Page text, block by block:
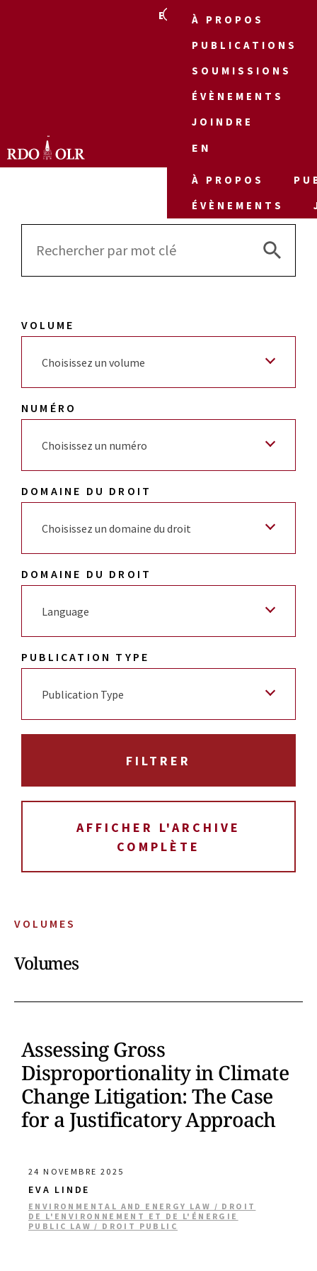
EN
À PROPOS
PUBLICATIONS
SOUMISSIONS
ÉVÈNEMENTS
JOINDRE
EN
À PROPOS
ÉVÈNEMENTS
VOLUMES
Volumes
Assessing Gross
Disproportionality in Climate
Change Litigation: The Case
for a Justificatory Approach
24 NOVEMBRE 2025
EVA LINDE
ENVIRONMENTAL AND ENERGY LAW / DROIT
DE L'ENVIRONNEMENT ET DE L'ÉNERGIE
PUBLIC LAW / DROIT PUBLIC
Search
Search
VOLUME
Choisissez un volume
NUMÉRO
Choisissez un numéro
DOMAINE DU DROIT
Choisissez un domaine du droit
DOMAINE DU DROIT
Language
PUBLICATION TYPE
Publication Type
AFFICHER L'ARCHIVE
COMPLÈTE